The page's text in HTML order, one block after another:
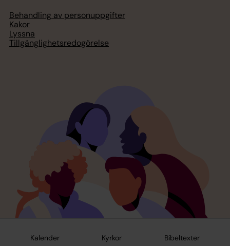
Kalender Kyrkor Bibeltexter
Behandling av personuppgifter
Kakor
Lyssna
Tillgänglighetsredogörelse